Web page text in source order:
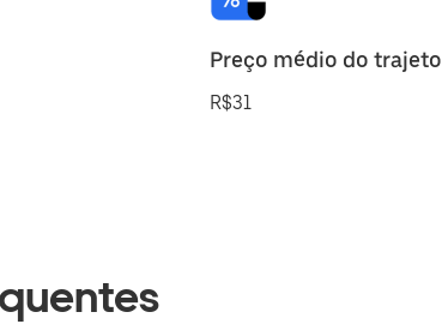
Preço médio do trajeto
R$31